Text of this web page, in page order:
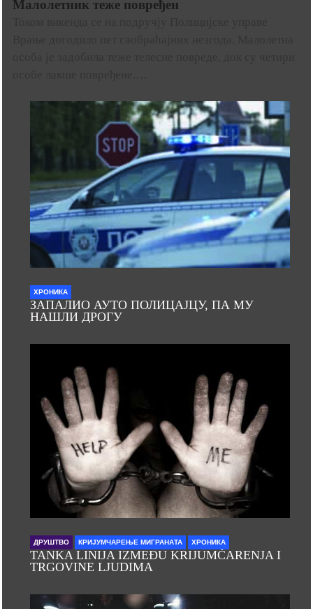
Малолетник теже повређен
ХРОНИКА
ЗАПАЛИО АУТО ПОЛИЦАЈЦУ, ПА МУ
НАШЛИ ДРОГУ
ДРУШТВО КРИЈУМЧАРЕЊЕ МИГРАНАТА ХРОНИКА
TANKA LINIJA IZMEĐU KRIJUMČARENJA I
TRGOVINE LJUDIMA